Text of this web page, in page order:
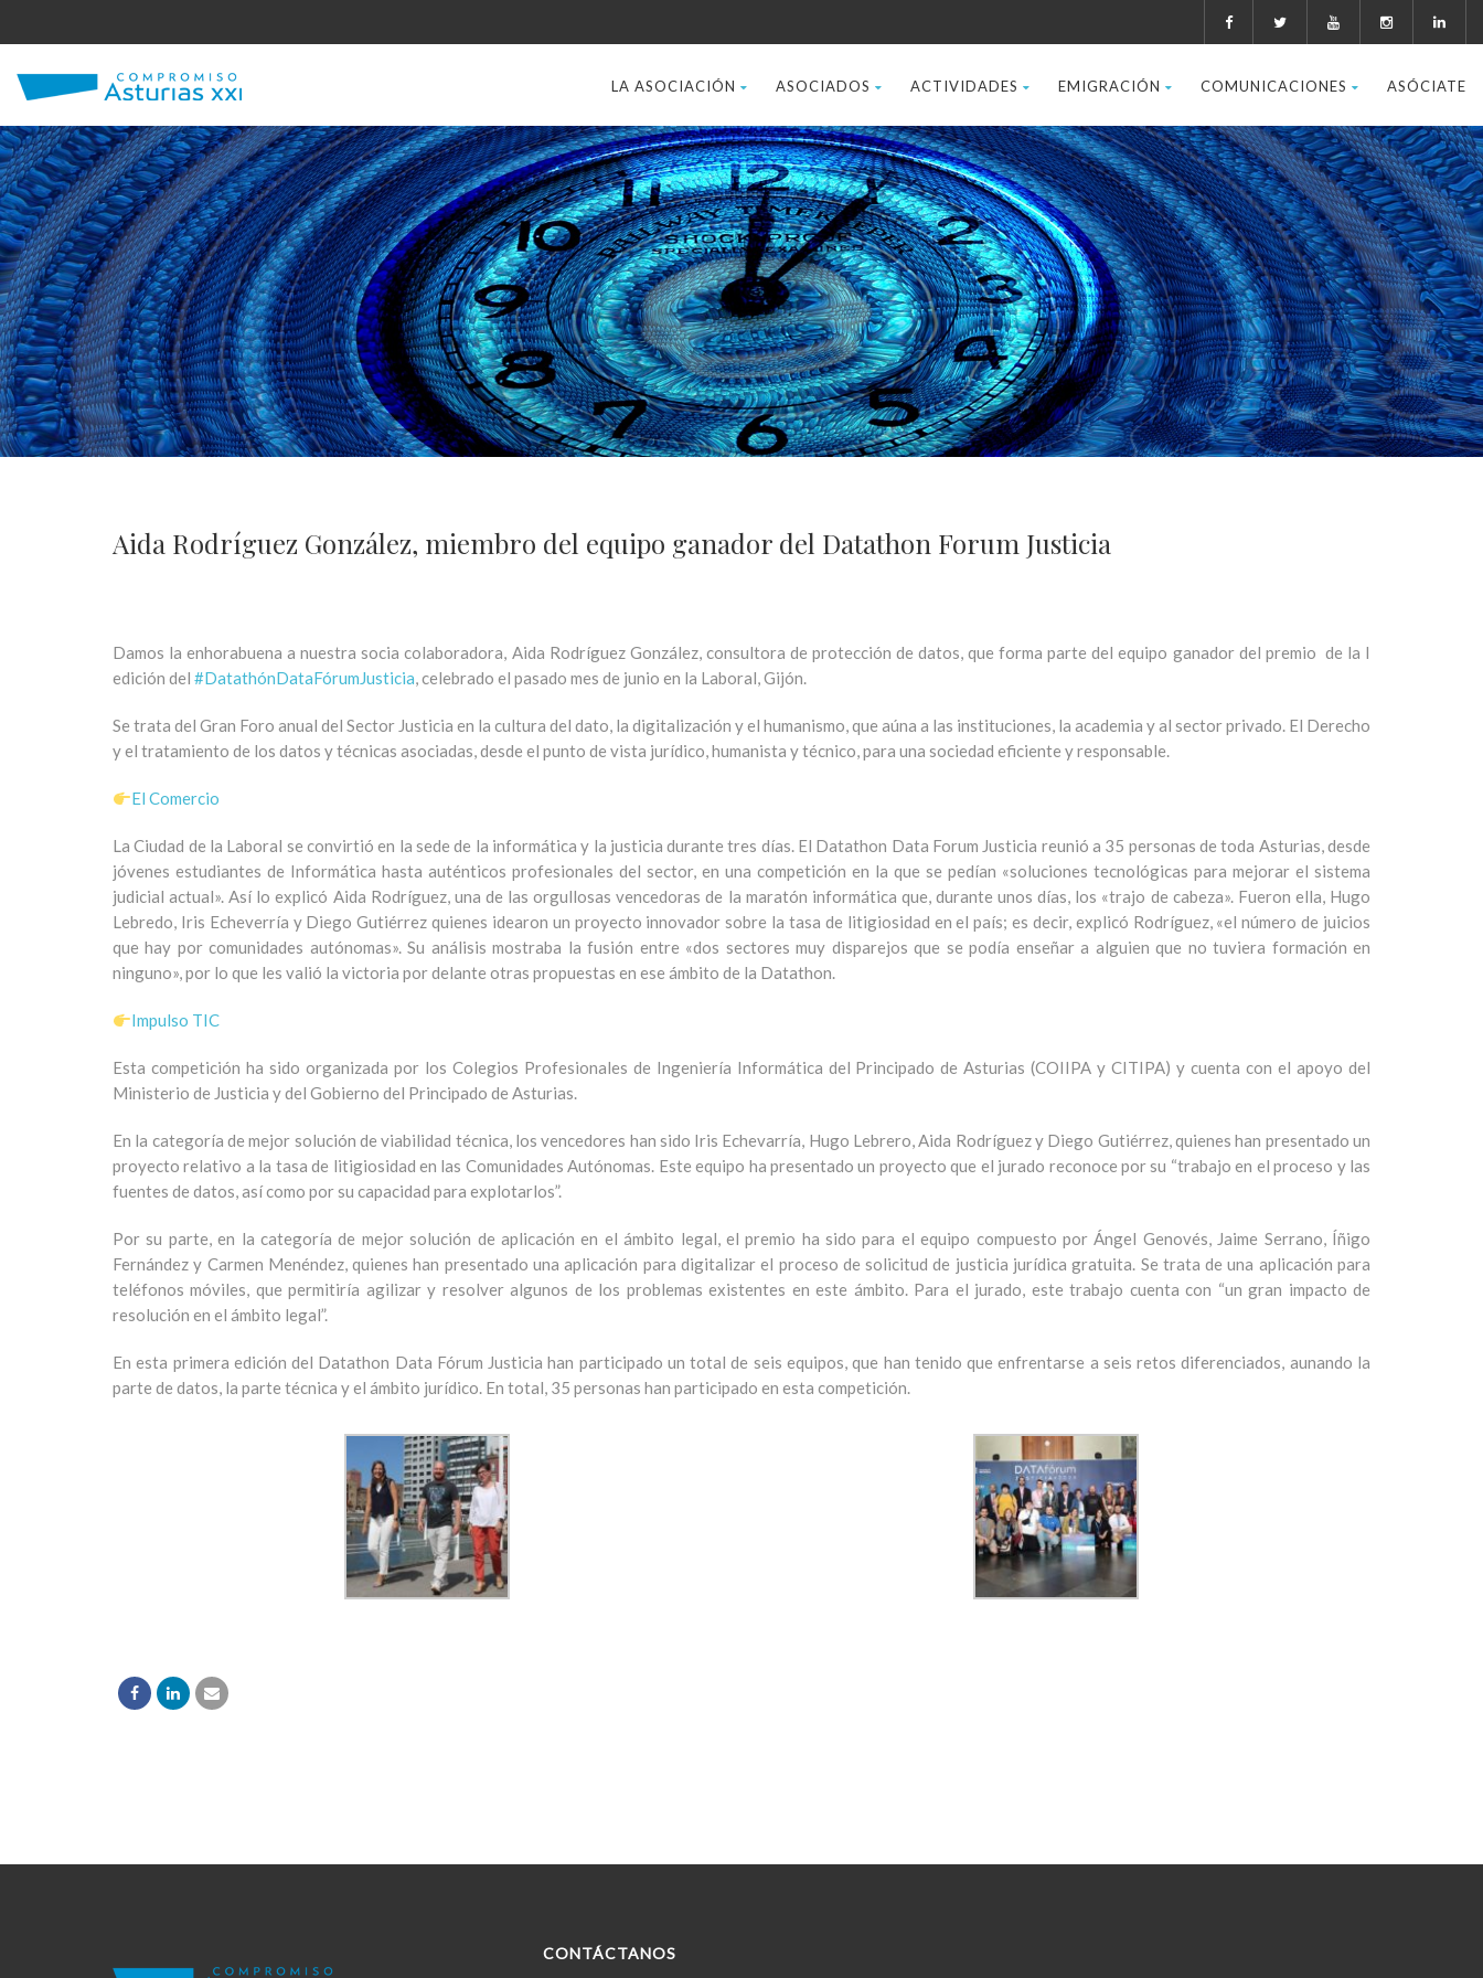
LA ASOCIACIÓN ASOCIADOS ACTIVIDADES EMIGRACIÓN COMUNICACIONES ASÓCIATE
Aida Rodríguez González, miembro del equipo ganador del Datathon Forum Justicia
Damos la enhorabuena a nuestra socia colaboradora, Aida Rodríguez González, consultora de protección de datos, que forma parte del equipo ganador del premio de la I
edición del #DatathónDataFórumJusticia, celebrado el pasado mes de junio en la Laboral, Gijón.
Se trata del Gran Foro anual del Sector Justicia en la cultura del dato, la digitalización y el humanismo, que aúna a las instituciones, la academia y al sector privado. El Derecho
y el tratamiento de los datos y técnicas asociadas, desde el punto de vista jurídico, humanista y técnico, para una sociedad eficiente y responsable.
El Comercio
La Ciudad de la Laboral se convirtió en la sede de la informática y la justicia durante tres días. El Datathon Data Forum Justicia reunió a 35 personas de toda Asturias, desde
jóvenes estudiantes de Informática hasta auténticos profesionales del sector, en una competición en la que se pedían «soluciones tecnológicas para mejorar el sistema
judicial actual». Así lo explicó Aida Rodríguez, una de las orgullosas vencedoras de la maratón informática que, durante unos días, los «trajo de cabeza». Fueron ella, Hugo
Lebredo, Iris Echeverría y Diego Gutiérrez quienes idearon un proyecto innovador sobre la tasa de litigiosidad en el país; es decir, explicó Rodríguez, «el número de juicios
que hay por comunidades autónomas». Su análisis mostraba la fusión entre «dos sectores muy disparejos que se podía enseñar a alguien que no tuviera formación en
ninguno», por lo que les valió la victoria por delante otras propuestas en ese ámbito de la Datathon.
Impulso TIC
Esta competición ha sido organizada por los Colegios Profesionales de Ingeniería Informática del Principado de Asturias (COIIPA y CITIPA) y cuenta con el apoyo del
Ministerio de Justicia y del Gobierno del Principado de Asturias.
En la categoría de mejor solución de viabilidad técnica, los vencedores han sido Iris Echevarría, Hugo Lebrero, Aida Rodríguez y Diego Gutiérrez, quienes han presentado un
proyecto relativo a la tasa de litigiosidad en las Comunidades Autónomas. Este equipo ha presentado un proyecto que el jurado reconoce por su “trabajo en el proceso y las
fuentes de datos, así como por su capacidad para explotarlos”.
Por su parte, en la categoría de mejor solución de aplicación en el ámbito legal, el premio ha sido para el equipo compuesto por Ángel Genovés, Jaime Serrano, Íñigo
Fernández y Carmen Menéndez, quienes han presentado una aplicación para digitalizar el proceso de solicitud de justicia jurídica gratuita. Se trata de una aplicación para
teléfonos móviles, que permitiría agilizar y resolver algunos de los problemas existentes en este ámbito. Para el jurado, este trabajo cuenta con “un gran impacto de
resolución en el ámbito legal”.
En esta primera edición del Datathon Data Fórum Justicia han participado un total de seis equipos, que han tenido que enfrentarse a seis retos diferenciados, aunando la
parte de datos, la parte técnica y el ámbito jurídico. En total, 35 personas han participado en esta competición.
CONTÁCTANOS